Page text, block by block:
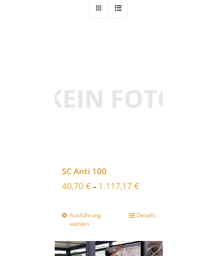
SC Anti 100
40,70 € – 1.117,17 €
Ausführung
wählen
Details